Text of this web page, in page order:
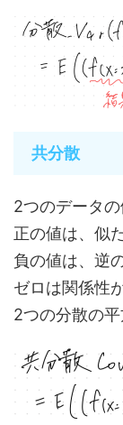
共分散
2つのデータ
正の値は、似
負の値は、逆
ゼロは関係性
2つの分散の